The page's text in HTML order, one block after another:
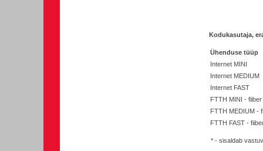
Kodukasutaja,
Ühenduse tüüp
Internet MINI
Internet MEDIUM
Internet FAST
FTTH MINI - fiiber
FTTH MEDIUM -
FTTH FAST -
* - sisaldab